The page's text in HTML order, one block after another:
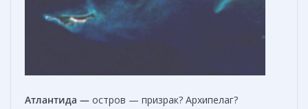
Атлантида — остров — призрак? Архипелаг?